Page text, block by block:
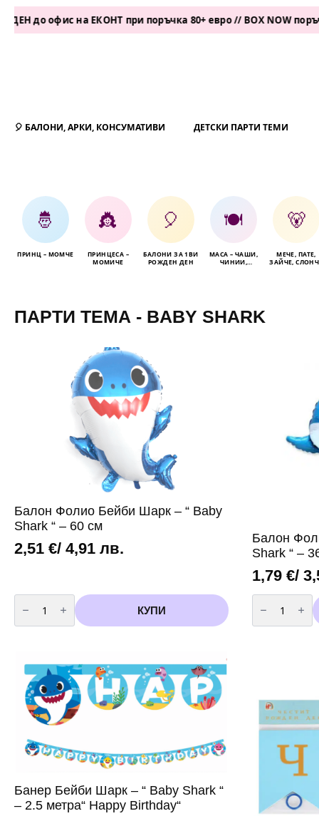
на ЕКОНТ при поръчка 80+ евро // BOX NOW поръчка 50+
🎈 БАЛОНИ, АРКИ, КОНСУМАТИВИ ДЕТСКИ ПАРТИ ТЕМИ
🤴
ПРИНЦ – МОМЧЕ
👸
ПРИНЦЕСА –
МОМИЧЕ
🎈
БАЛОНИ ЗА 1ВИ
РОЖДЕН ДЕН
🍽️
МАСА – ЧАШИ,
ЧИНИИ,
🐻
МЕЧЕ, ПАТЕ,
ЗАЙЧЕ,
ПАРТИ ТЕМА - BABY SHARK
Балон Фолио Бейби Шарк – “ Baby
Shark “ – 60 см
2,51 €/ 4,91 лв.
количество
за
Балон
Фолио
Baby
Shark
КУПИ
Балон
Shark “ –
1,79€/
количество
за
Балон
Фолио
см
дръжка
Банер Бейби Шарк – “ Baby Shark “
– 2.5 метра“ Happy Birthday“